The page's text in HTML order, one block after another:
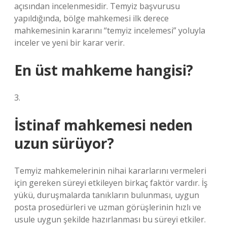
açısından incelenmesidir. Temyiz başvurusu
yapıldığında, bölge mahkemesi ilk derece
mahkemesinin kararını “temyiz incelemesi” yoluyla
inceler ve yeni bir karar verir.
En üst mahkeme hangisi?
3.
İstinaf mahkemesi neden
uzun sürüyor?
Temyiz mahkemelerinin nihai kararlarını vermeleri
için gereken süreyi etkileyen birkaç faktör vardır. İş
yükü, duruşmalarda tanıkların bulunması, uygun
posta prosedürleri ve uzman görüşlerinin hızlı ve
usule uygun şekilde hazırlanması bu süreyi etkiler.